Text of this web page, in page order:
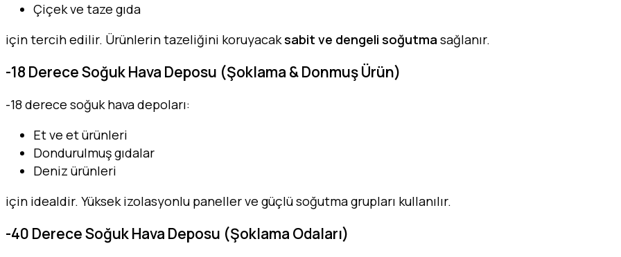
Çiçek ve taze gıda
için tercih edilir. Ürünlerin tazeliğini koruyacaksabit ve dengeli soğutma sağlanır.
-18 Derece Soğuk Hava Deposu (Şoklama & Donmuş Ürün)
-18 derece soğuk hava depoları:
Et ve et ürünleri
Dondurulmuş gıdalar
Deniz ürünleri
için idealdir. Yüksek izolasyonlu paneller ve güçlü soğutma grupları kullanılır.
-40 Derece Soğuk Hava Deposu (Şoklama Odaları)